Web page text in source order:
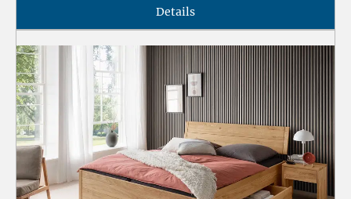
Details